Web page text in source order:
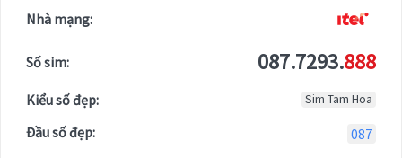
Nhà mạng:
Số sim: 087.7293.888
Kiểu số đẹp: Sim Tam Hoa
Đầu số đẹp:
087